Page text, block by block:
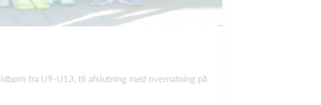
fra U9-U13, til afslutning med overnatning på